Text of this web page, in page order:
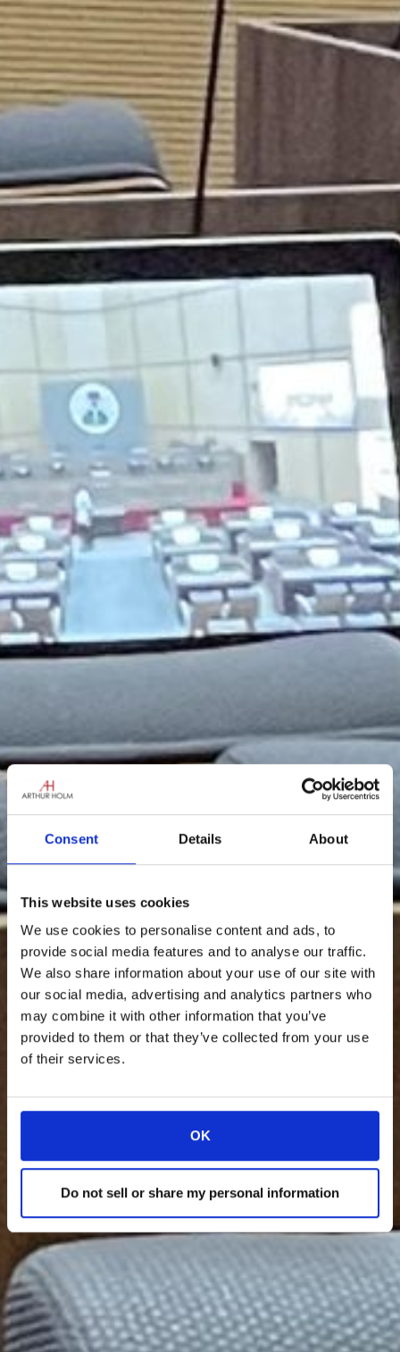
Consent Details About
This website uses cookies
We use cookies to personalise content and ads, to
provide social media features and to analyse our traffic.
We also share information about your use of our site with
our social media, advertising and analytics partners who
may combine it with other information that you’ve
provided to them or that they’ve collected from your use
of their services.
OK
Do not sell or share my personal information